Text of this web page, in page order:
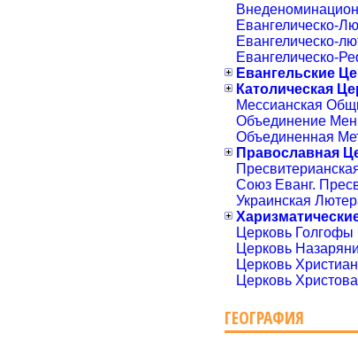
Евангелическо-
Евангелическо-
Евангелическо-
Евангельские
Католическая
Мессианская
Объединение
Объединенная
Православная
Союз Еванг.
Украинская
Церковь Голгофы
Церковь
Церковь
Церковь
ГЕОГРАФИЯ